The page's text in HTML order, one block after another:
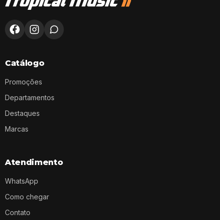
Catálogo
Promoções
Departamentos
Destaques
Marcas
Atendimento
WhatsApp
Como chegar
Contato